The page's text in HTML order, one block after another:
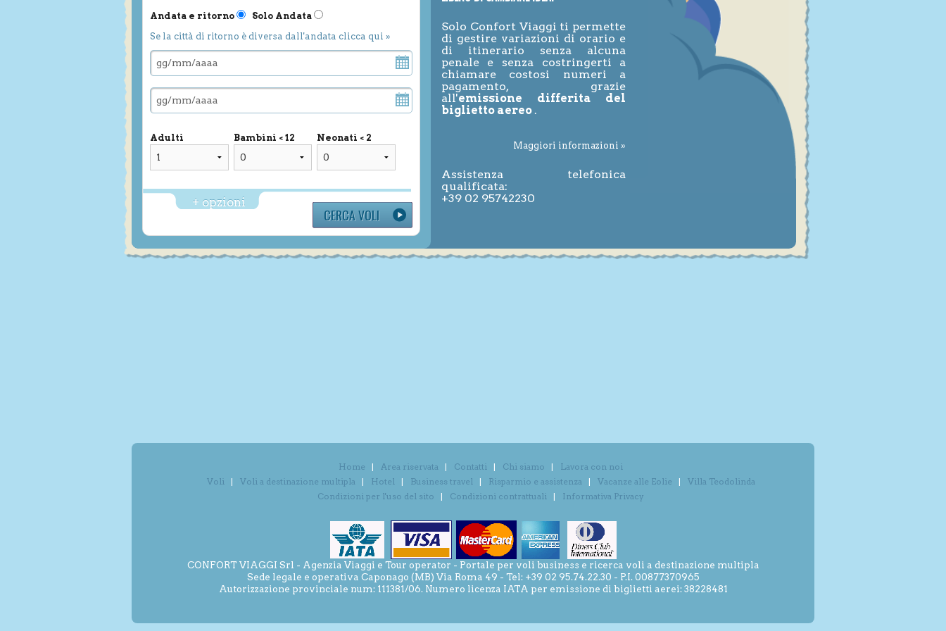
Andata e ritorno
Solo Andata
Se la città di ritorno è diversa dall'andata clicca qui »
Adulti Bambini < 12 Neonati < 2
+ opzioni
Solo Confort Viaggi ti permette
di gestire variazioni di orario e
di itinerario senza alcuna
penale e senza costringerti a
chiamare costosi numeri a
pagamento, grazie
all'emissione differita del
biglietto aereo .
Maggiori informazioni »
Assistenza telefonica
qualificata:
+39 02 95742230
Home Area riservata Contatti Chi siamo
Lavora con noi
Voli
Voli a destinazione multipla Hotel Business travel Risparmio e assistenza Vacanze alle Eolie
Villa Teodolinda
Condizioni per l'uso del sito
Condizioni contrattuali Informativa Privacy
CONFORT VIAGGI Srl - Agenzia Viaggi e Tour operator - Portale per voli business e ricerca voli a destinazione multipla
Sede legale e operativa Caponago (MB) Via Roma 49 - Tel: +39 02 95.74.22.30 - P.I. 00877370965
Autorizzazione provinciale num: 111381/06. Numero licenza IATA per emissione di biglietti aerei: 38228481